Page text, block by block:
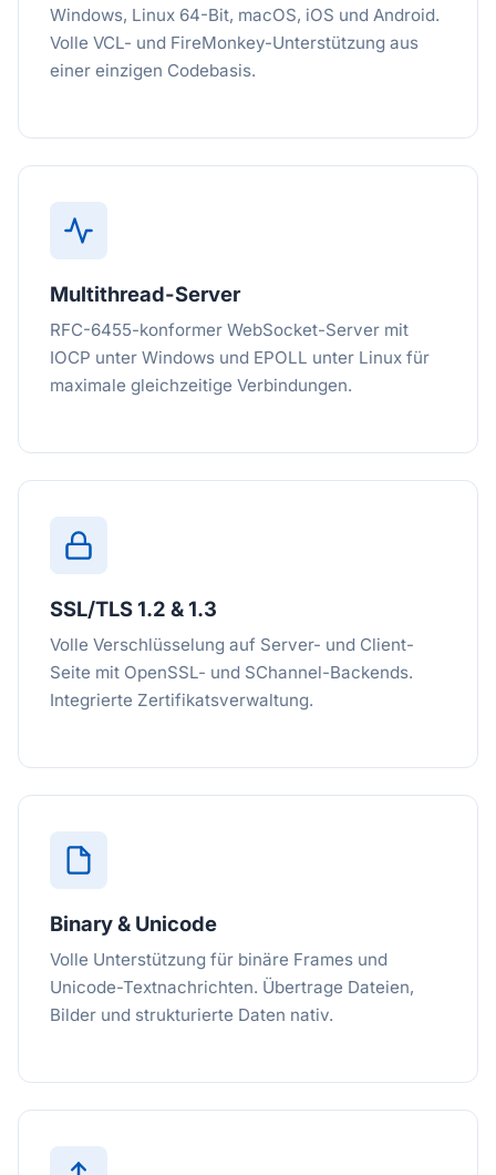
Windows, Linux 64-Bit, macOS, iOS und Android.
Volle VCL- und FireMonkey-Unterstützung aus
einer einzigen Codebasis.
Multithread-Server
RFC-6455-konformer WebSocket-Server mit
IOCP unter Windows und EPOLL unter Linux für
maximale gleichzeitige Verbindungen.
SSL/TLS 1.2 & 1.3
Volle Verschlüsselung auf Server- und Client-
Seite mit OpenSSL- und SChannel-Backends.
Integrierte Zertifikatsverwaltung.
Binary & Unicode
Volle Unterstützung für binäre Frames und
Unicode-Textnachrichten. Übertrage Dateien,
Bilder und strukturierte Daten nativ.